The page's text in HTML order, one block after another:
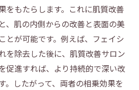
をもたらします。これに肌質改善
、肌の内側からの改善と表面の美
とが可能です。例えば、フェイシ
を除去した後に、肌質改善サロン
促進すれば、より持続的で深い改
。したがって、両者の相乗効果を